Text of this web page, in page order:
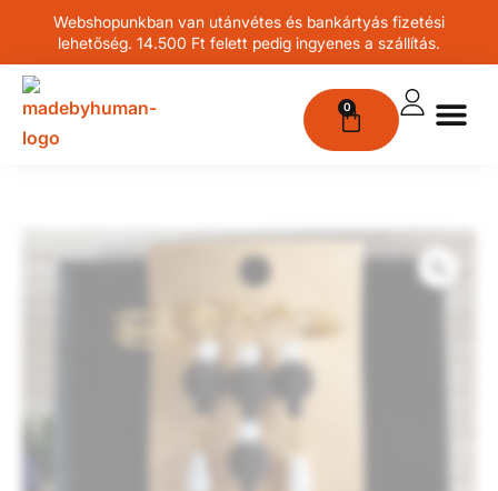
Webshopunkban van utánvétes és bankártyás fizetési
lehetőség. 14.500 Ft felett pedig ingyenes a szállítás.
0